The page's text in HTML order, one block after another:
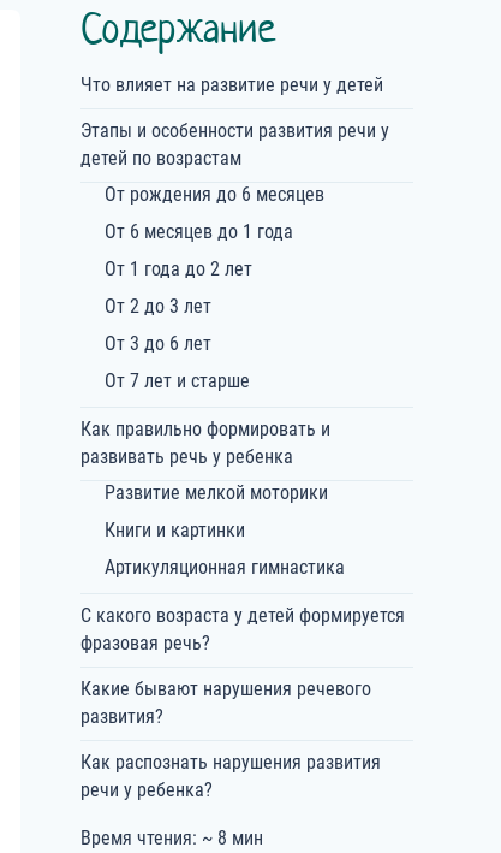
Содержание
Что влияет на развитие речи у детей
Этапы и особенности развития речи у
детей по возрастам
От рождения до 6 месяцев
От 6 месяцев до 1 года
От 1 года до 2 лет
От 2 до 3 лет
От 3 до 6 лет
От 7 лет и старше
Как правильно формировать и
развивать речь у ребенка
Развитие мелкой моторики
Книги и картинки
Артикуляционная гимнастика
С какого возраста у детей формируется
фразовая речь?
Какие бывают нарушения речевого
развития?
Как распознать нарушения развития
речи у ребенка?
Время чтения: ~ 8 мин